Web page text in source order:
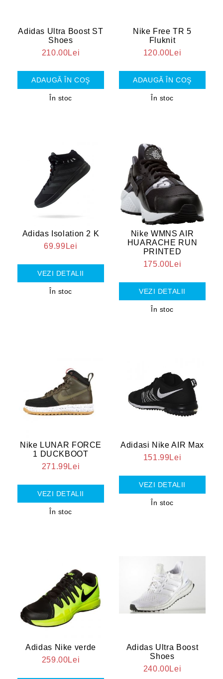
Adidas Ultra Boost ST
Shoes
210.00Lei
În stoc
Nike Free TR 5
Fluknit
120.00Lei
În stoc
Adidas Isolation 2 K
69.99Lei
VEZI DETALII
În stoc
Nike WMNS AIR
HUARACHE RUN
PRINTED
175.00Lei
VEZI DETALII
În stoc
Nike LUNAR FORCE
1 DUCKBOOT
271.99Lei
VEZI DETALII
În stoc
Adidasi Nike AIR Max
151.99Lei
VEZI DETALII
În stoc
Adidas Nike verde
259.00Lei
Adidas Ultra Boost
Shoes
240.00Lei